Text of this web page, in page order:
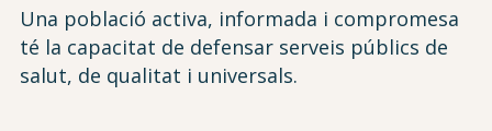
Una població activa, informada i compromesa
té la capacitat de defensar serveis públics de
salut, de qualitat i universals.